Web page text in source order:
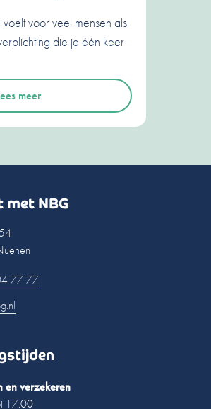
voor veel mensen als
die je één keer
meer
met NBG
77 77
en verzekeren
17:00